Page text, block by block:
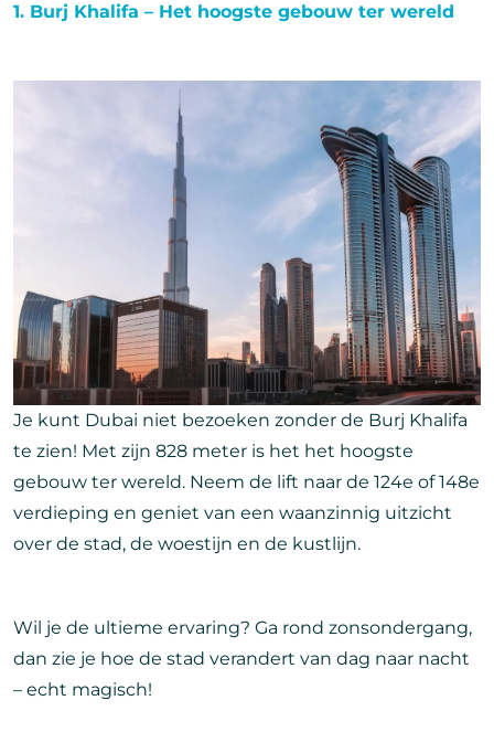
1. Burj Khalifa – Het hoogste gebouw ter wereld
Je kunt Dubai niet bezoeken zonder de Burj Khalifa
te zien! Met zijn 828 meter is het het hoogste
gebouw ter wereld. Neem de lift naar de 124e of 148e
verdieping en geniet van een waanzinnig uitzicht
over de stad, de woestijn en de kustlijn.
Wil je de ultieme ervaring? Ga rond zonsondergang,
dan zie je hoe de stad verandert van dag naar nacht
– echt magisch!